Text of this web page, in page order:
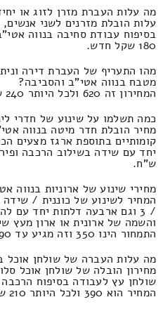
מה עלות העברת מזרן לזוג או
עלות הובלת מזרנים לשני
180 שקל חדש.
מהו התעריף של העברת דירה
מטבח בנווה אטי"ב והסביבה?
המחירון זה 620 ולכל היותר 240 ₪.
כמה תשלמו על שינוע של חדרי
מחיר הובלת חדר מיטה בנווה
קומותיים בתוספת ארגז מצעים
ש"ח.
מחירי שינוע של ארוניות בנווה
המחיר לשינוע של כוננית /
/ 3 וגם ארבעה דלתות יחד עם
והשמה של ארונית או ארון מעץ
התמחור הינו 350 וזה מגיע עד 190 שקלים חדשים.
מה עלות העברה של שולחן אוכל
מחירון הובלה של שולחן אוכל
שולחן עץ לעבודה בסיפוח הרכבה
המחיר הוא 390 ולכל היותר 210 שקל חדש.